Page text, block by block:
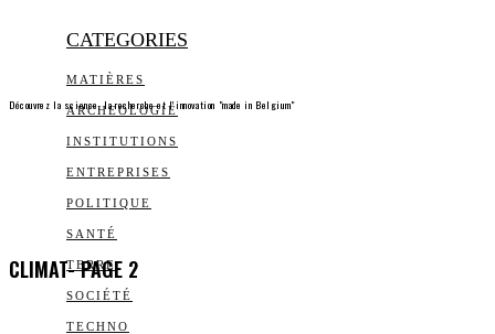
CATEGORIES
MATIÈRES
ARCHEOLOGIE
INSTITUTIONS
ENTREPRISES
POLITIQUE
SANTÉ
TERRE
SOCIÉTÉ
TECHNO
Découvrez la science, la recherche et l’innovation "made in Belgium"
CLIMAT- PAGE 2